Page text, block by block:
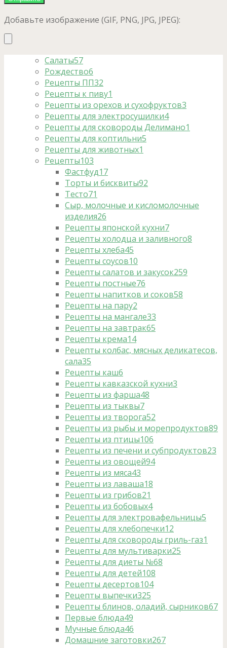
Добавьте изображение (GIF, PNG, JPG, JPEG):
Салаты57
Рождество6
Рецепты ПП32
Рецепты к пиву1
Рецепты из орехов и сухофруктов3
Рецепты для электросушилки4
Рецепты для сковороды Делимано1
Рецепты для коптильни5
Рецепты для животных1
Рецепты103
Фастфуд17
Торты и бисквиты92
Тесто71
Сыр, молочные и кисломолочные
изделия26
Рецепты японской кухни7
Рецепты холодца и заливного8
Рецепты хлеба45
Рецепты соусов10
Рецепты салатов и закусок259
Рецепты постные76
Рецепты напитков и соков58
Рецепты на пару2
Рецепты на мангале33
Рецепты на завтрак65
Рецепты крема14
Рецепты колбас, мясных деликатесов,
сала35
Рецепты каш6
Рецепты кавказской кухни3
Рецепты из фарша48
Рецепты из тыквы7
Рецепты из творога52
Рецепты из рыбы и морепродуктов89
Рецепты из птицы106
Рецепты из печени и субпродуктов23
Рецепты из овощей94
Рецепты из мяса43
Рецепты из лаваша18
Рецепты из грибов21
Рецепты из бобовых4
Рецепты для электровафельницы5
Рецепты для хлебопечки12
Рецепты для сковороды гриль-газ1
Рецепты для мультиварки25
Рецепты для диеты №68
Рецепты для детей108
Рецепты десертов104
Рецепты выпечки325
Рецепты блинов, оладий, сырников67
Первые блюда49
Мучные блюда46
Домашние заготовки267